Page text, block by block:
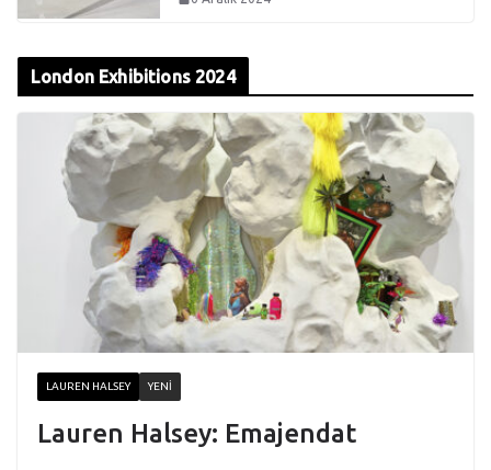
London Exhibitions 2024
LAUREN HALSEY YENI
Lauren Halsey: Emajendat